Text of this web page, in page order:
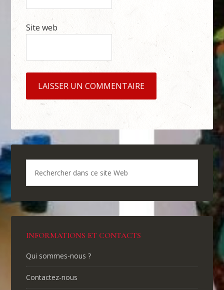
Site web
INFORMATIONS ET CONTACTS
Qui sommes-nous ?
Contactez-nous